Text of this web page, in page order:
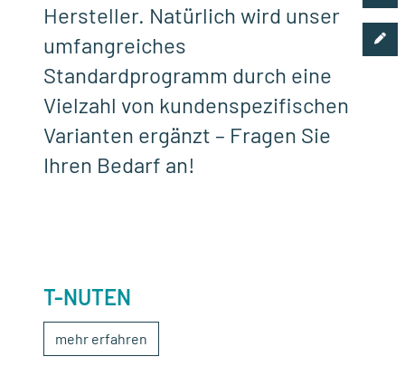
Hersteller. Natürlich wird unser
umfangreiches
Standardprogramm durch eine
Vielzahl von kundenspezifischen
Varianten ergänzt – Fragen Sie
Ihren Bedarf an!
T-NUTEN
mehr erfahren